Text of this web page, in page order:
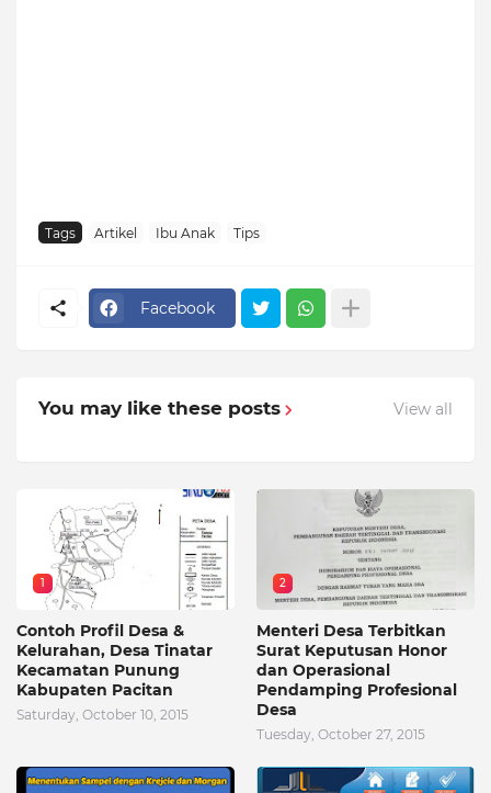
Tags Artikel Ibu Anak Tips
Facebook
You may like these posts View all
1
Contoh Profil Desa &
Kelurahan, Desa Tinatar
Kecamatan Punung
Kabupaten Pacitan
Saturday, October 10, 2015
2
Menteri Desa Terbitkan
Surat Keputusan Honor
dan Operasional
Pendamping Profesional
Desa
Tuesday, October 27, 2015